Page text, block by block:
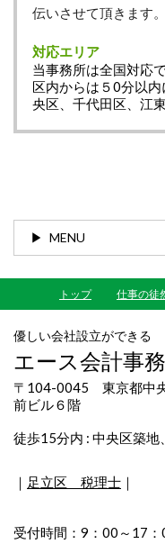
伝いさせて頂きます。
対応エリア
当事務所は全国対応
区内からは５0分以
央区、千代田区、江
MENU
トップ 仕事の徒
優しい会社設立ができる
エース会計事
〒104-0045 東京都中
前ビル６階
徒歩15分内 : 中央区築
｜ 足立区 税理士 ｜
受付時間：9：00～17：